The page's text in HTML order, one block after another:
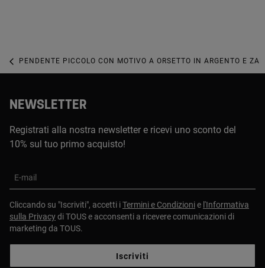
PENDENTE PICCOLO CON MOTIVO A ORSETTO IN ARGENTO E
NEWSLETTER
Registrati alla nostra newsletter e ricevi uno sconto del
10% sul tuo primo acquisto!
E-mail
Cliccando su "Iscriviti", accetti iTermini e Condizionie l'Informativa
sulla Privacydi TOUS e acconsenti a ricevere comunicazioni di
marketing da TOUS.
Iscriviti